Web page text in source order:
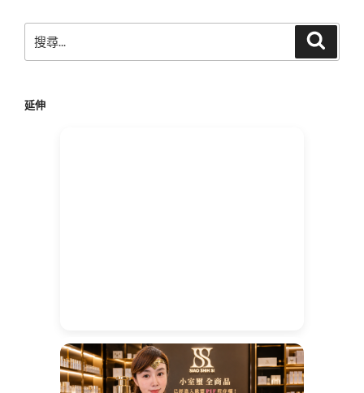
尋
字:
延伸